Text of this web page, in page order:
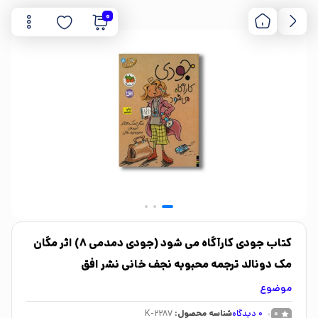
0
کتاب جودی کارآگاه می شود (جودی دمدمی 8) اثر مگان
مک دونالد ترجمه محبوبه نجف خانی نشر افق
موضوع
0
0 دیدگاهشناسه محصول: K-2287